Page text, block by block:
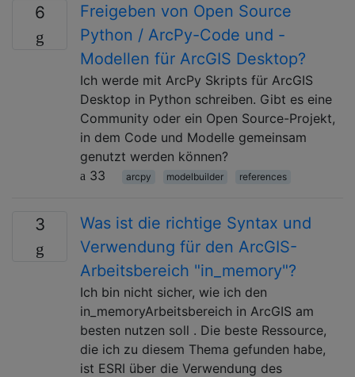
6
Freigeben von Open Source
Python / ArcPy-Code und -
Modellen für ArcGIS Desktop?
Ich werde mit ArcPy Skripts für ArcGIS
Desktop in Python schreiben. Gibt es eine
Community oder ein Open Source-Projekt,
in dem Code und Modelle gemeinsam
genutzt werden können?
33
arcpy modelbuilder references
3
Was ist die richtige Syntax und
Verwendung für den ArcGIS-
Arbeitsbereich "in_memory"?
Ich bin nicht sicher, wie ich den
in_memoryArbeitsbereich in ArcGIS am
besten nutzen soll . Die beste Ressource,
die ich zu diesem Thema gefunden habe,
ist ESRI über die Verwendung des